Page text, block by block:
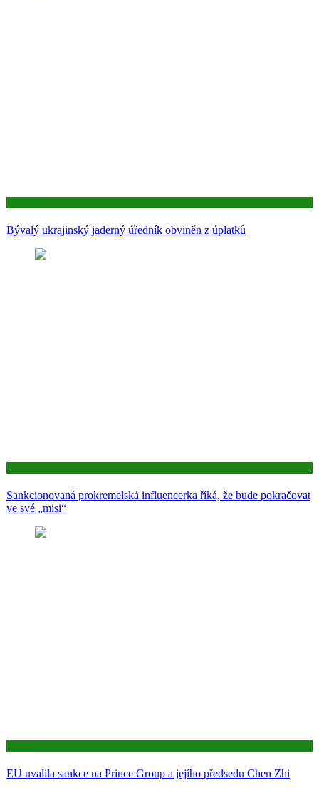
Bývalý ukrajinský jaderný úředník obviněn z úplatků
Sankcionovaná prokremelská influencerka říká, že bude pokračovat
ve své „misi“
EU uvalila sankce na Prince Group a jejího předsedu Chen Zhi